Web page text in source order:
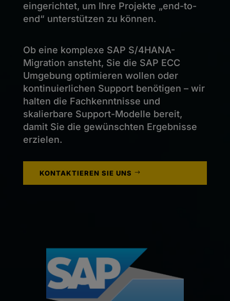
eingerichtet, um Ihre Projekte „end-to-
end“ unterstützen zu können.
Ob eine komplexe SAP S/4HANA-
Migration ansteht, Sie die SAP ECC
Umgebung optimieren wollen oder
kontinuierlichen Support benötigen – wir
halten die Fachkenntnisse und
skalierbare Support-Modelle bereit,
damit Sie die gewünschten Ergebnisse
erzielen.
KONTAKTIEREN SIE UNS